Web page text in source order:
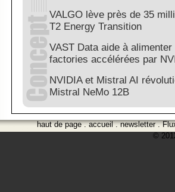
VALGO lève près de 35
T2 Energy Transition
VAST Data aide à
factories accélérées par
NVIDIA et Mistral AI
Mistral NeMo 12B
haut de page.accueil.newsletter.
©